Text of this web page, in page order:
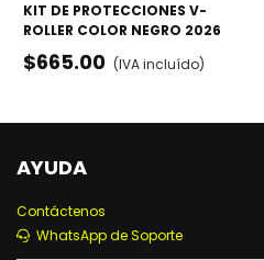
KIT DE PROTECCIONES V-
ROLLER COLOR NEGRO 2026
- RODILLERAS, CODERAS Y
MUÑEQUERAS
$665.00 (IVA incluído)
AYUDA
Contáctenos
WhatsApp de Soporte